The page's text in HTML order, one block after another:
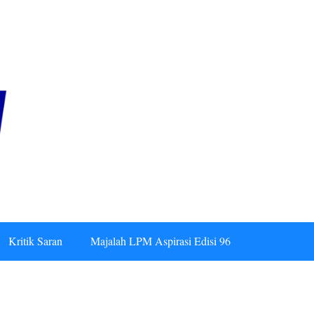
Kritik Saran Majalah LPM Aspirasi Edisi 96